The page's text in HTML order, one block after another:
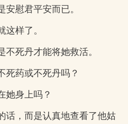
慰君平安而已。
样了。
死丹才能将她救活。
死药或不死丹吗？
她身上吗？
话，而是认真地查看了他姑